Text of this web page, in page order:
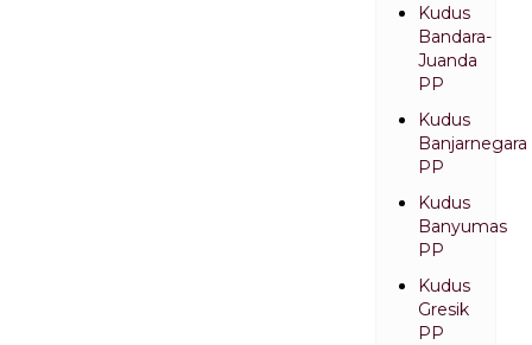
Kudus
Bandara-
Juanda
PP
Kudus
Banjarnegara
PP
Kudus
Banyumas
PP
Kudus
Gresik
PP